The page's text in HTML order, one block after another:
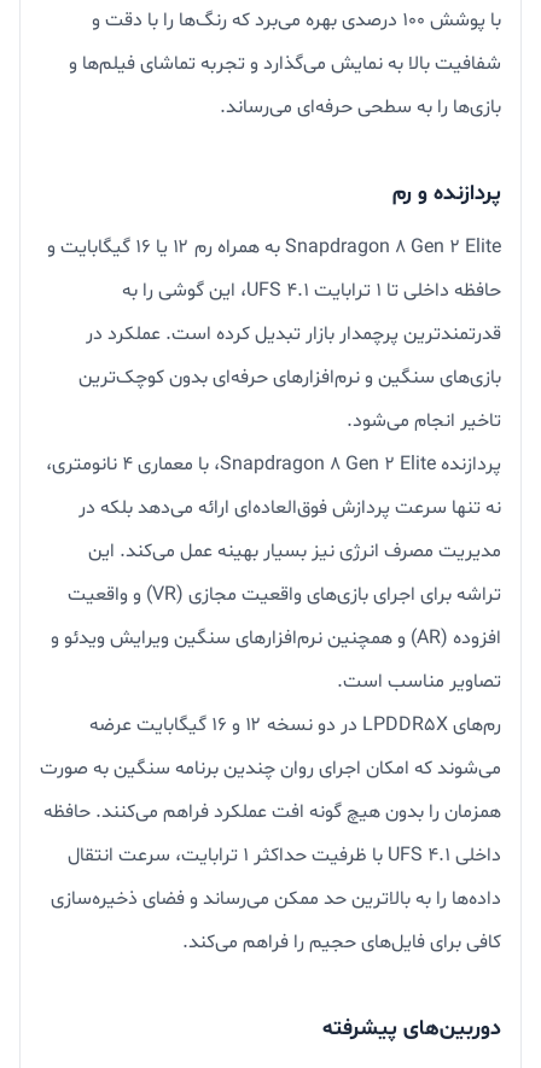
با پوشش ۱۰۰ درصدی بهره می‌برد که رنگ‌ها را با دقت و
شفافیت بالا به نمایش می‌گذارد و تجربه تماشای فیلم‌ها و
بازی‌ها را به سطحی حرفه‌ای می‌رساند.
پردازنده و رم
Snapdragon 8 Gen 2 Elite به همراه رم ۱۲ یا ۱۶ گیگابایت و
حافظه داخلی تا ۱ ترابایت UFS 4.1، این گوشی را به
قدرتمندترین پرچمدار بازار تبدیل کرده است. عملکرد در
بازی‌های سنگین و نرم‌افزارهای حرفه‌ای بدون کوچک‌ترین
تاخیر انجام می‌شود.
پردازنده Snapdragon 8 Gen 2 Elite، با معماری ۴ نانومتری،
نه تنها سرعت پردازش فوق‌العاده‌ای ارائه می‌دهد بلکه در
مدیریت مصرف انرژی نیز بسیار بهینه عمل می‌کند. این
تراشه برای اجرای بازی‌های واقعیت مجازی (VR) و واقعیت
افزوده (AR) و همچنین نرم‌افزارهای سنگین ویرایش ویدئو و
تصاویر مناسب است.
رم‌های LPDDR5X در دو نسخه ۱۲ و ۱۶ گیگابایت عرضه
می‌شوند که امکان اجرای روان چندین برنامه سنگین به صورت
همزمان را بدون هیچ گونه افت عملکرد فراهم می‌کنند. حافظه
داخلی UFS 4.1 با ظرفیت حداکثر ۱ ترابایت، سرعت انتقال
داده‌ها را به بالاترین حد ممکن می‌رساند و فضای ذخیره‌سازی
کافی برای فایل‌های حجیم را فراهم می‌کند.
دوربین‌های پیشرفته